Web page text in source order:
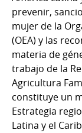
prevenir,
mujer de la
(OEA) y las
materia de
trabajo de la
Agricultura
constituye un
Estrategia
Latina y el